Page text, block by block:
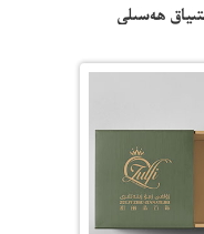
ھەسىلى